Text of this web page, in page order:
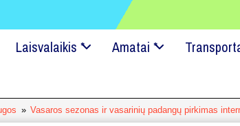
Laisvalaikis * Amatai *
» Vasaros sezonas ir vasarinių padangų pirkimas